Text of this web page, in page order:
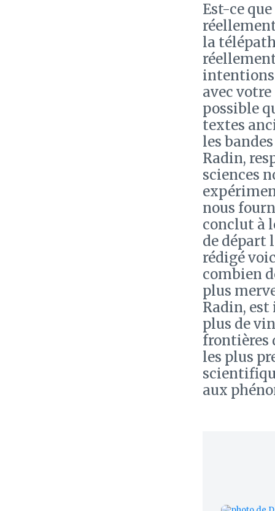
Est-ce
la
intentions
avec
possible
textes
les
Radin,
sciences
nous
conclut à
de départ
rédigé
combien
plus
Radin,
plus de
frontières
les plus
aux